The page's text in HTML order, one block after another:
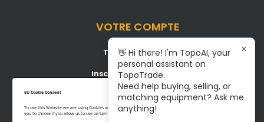
EU Cookie Consent
To use this Website we are using Cookies and collecting some Data. To be compliant with the EU GDPR we give
you to choose if you allow us to use certain Cookies and to collect some Data.
VOTRE COMPTE
Tableau de bord
Inscription/Connexion
Become A Service Center
👋 Hi there! I'm TopoAI, your
personal assistant on
TopoTrade.
Need help buying, selling, or
matching equipment? Ask me
anything!
×